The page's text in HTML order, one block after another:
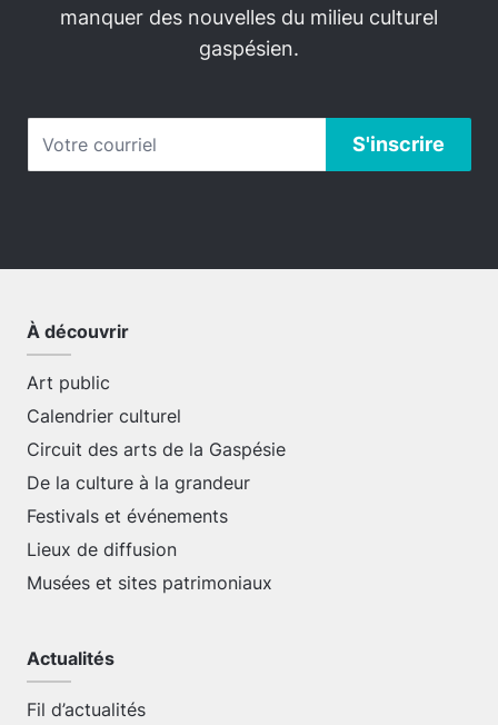
manquer des nouvelles du milieu culturel
gaspésien.
À découvrir
Art public
Calendrier culturel
Circuit des arts de la Gaspésie
De la culture à la grandeur
Festivals et événements
Lieux de diffusion
Musées et sites patrimoniaux
Actualités
Fil d’actualités